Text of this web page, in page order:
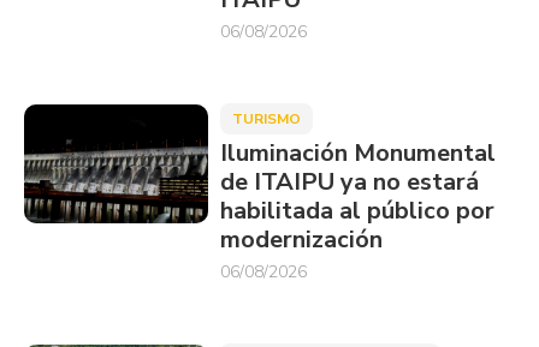
06/08/2026
TURISMO
Iluminación Monumental
de ITAIPU ya no estará
habilitada al público por
modernización
06/08/2026